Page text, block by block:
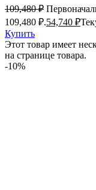
109,480₽
109,480 ₽.54,740 ₽
Купить
Этот товар имеет
на странице товара.
-10%